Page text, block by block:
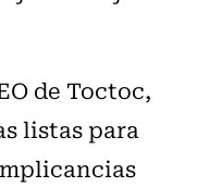
de Toctoc,
listas para